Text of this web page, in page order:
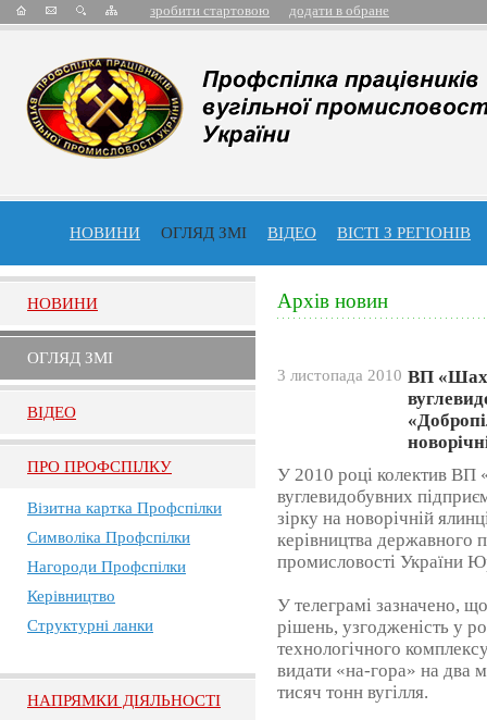
зробити стартовою додати в обране
НОВИНИ ОГЛЯД ЗМІ ВІДЕО ВІСТІ З РЕГІОНІВ
НОВИНИ
ОГЛЯД ЗМI
ВIДЕО
ПРО ПРОФСПIЛКУ
Візитна картка Профспілки
Символіка Профспілки
Нагороди Профспілки
Керівництво
Структурні ланки
НАПРЯМКИ ДІЯЛЬНОСТІ
Архів новин
3 листопада 2010 ВП
У 2010 році колектив
вуглевидобувних
зірку на новорічній
керівництва державного
промисловості України
У телеграмі зазначено,
рішень, узгодженість у
технологічного
видати «на-гора» на два
тисяч тонн вугілля.